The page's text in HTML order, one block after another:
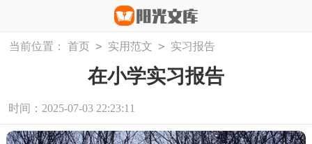
当前位置： 首页 > 实用范文 > 实习报告
在小学实习报告
时间：2025-07-03 22:23:11